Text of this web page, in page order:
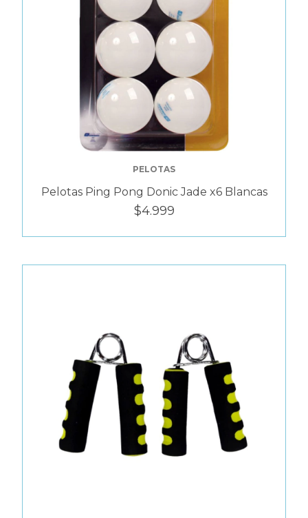
PELOTAS
Pelotas Ping Pong Donic Jade x6 Blancas
$4.999